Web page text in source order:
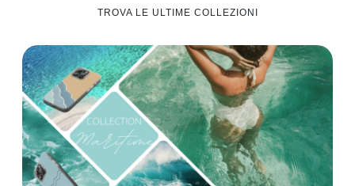
TROVA LE ULTIME COLLEZIONI